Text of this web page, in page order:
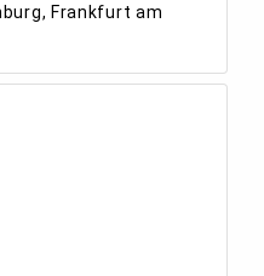
Frankfurt am